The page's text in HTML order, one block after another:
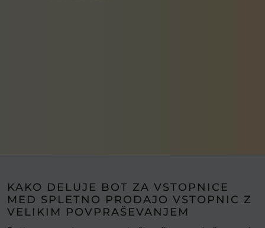
KAKO DELUJE BOT ZA VSTOPNICE
MED SPLETNO PRODAJO VSTOPNIC Z
VELIKIM POVPRAŠEVANJEM